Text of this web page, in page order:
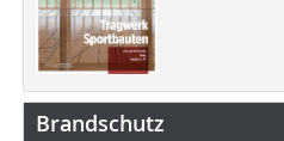
Brandschutz